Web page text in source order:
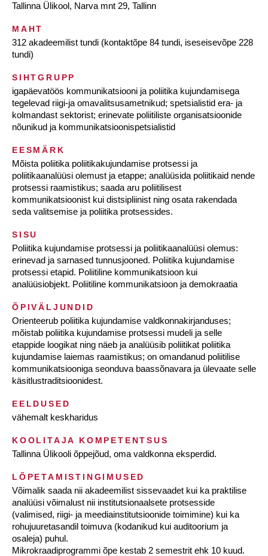
Tallinna Ülikool, Narva mnt 29, Tallinn
MAHT
312 akadeemilist tundi (kontaktõpe 84 tundi, iseseisevõpe 228
tundi)
SIHTGRUPP
igapäevatöös kommunikatsiooni ja poliitika kujundamisega
tegelevad riigi-ja omavalitsusametnikud; spetsialistid era- ja
kolmandast sektorist; erinevate poliitiliste organisatsioonide
nõunikud ja kommunikatsioonispetsialistid
EESMÄRK
Mõista poliitika poliitikakujundamise protsessi ja
poliitikaanalüüsi olemust ja etappe; analüüsida poliitikaid nende
protsessi raamistikus; saada aru poliitilisest
kommunikatsioonist kui distsipliinist ning osata rakendada
seda valitsemise ja poliitika protsessides.
SISU
Poliitika kujundamise protsessi ja poliitikaanalüüsi olemus:
erinevad ja sarnased tunnusjooned. Poliitika kujundamise
protsessi etapid. Poliitiline kommunikatsioon kui
analüüsiobjekt. Poliitiline kommunikatsioon ja demokraatia
ÕPIVÄLJUNDID
Orienteerub poliitika kujundamise valdkonnakirjanduses;
mõistab poliitika kujundamise protsessi mudeli ja selle
etappide loogikat ning näeb ja analüüsib poliitikat poliitika
kujundamise laiemas raamistikus; on omandanud poliitilise
kommunikatsiooniga seonduva baassõnavara ja ülevaate selle
käsitlustraditsioonidest.
EELDUSED
vähemalt keskharidus
KOOLITAJA KOMPETENTSUS
Tallinna Ülikooli õppejõud, oma valdkonna eksperdid.
LÕPETAMISTINGIMUSED
Võimalik saada nii akadeemilist sissevaadet kui ka praktilise
analüüsi võimalust nii institutsionaalsete protsesside
(valimised, riigi- ja meediainstitutsioonide toimimine) kui ka
rohujuuretasandil toimuva (kodanikud kui auditoorium ja
osaleja) puhul.
Mikrokraadiprogrammi õpe kestab 2 semestrit ehk 10 kuud.